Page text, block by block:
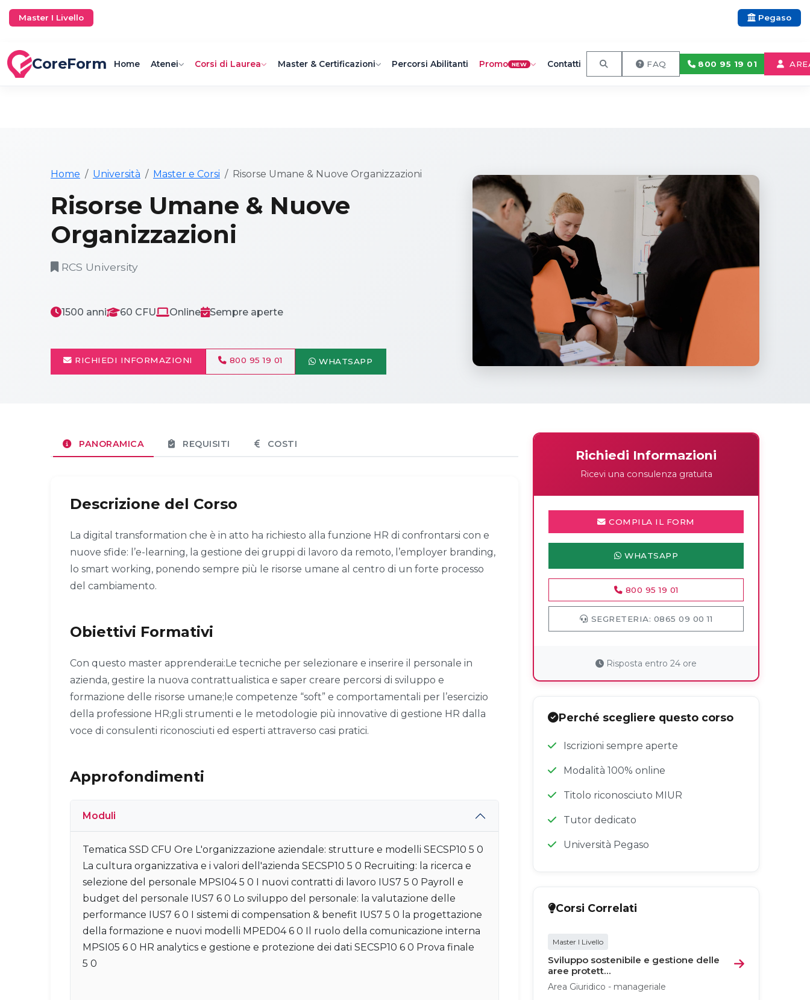
CoreForm Home Atenei Corsi di Laurea Master & Certificazioni Percorsi Abilitanti Promo NEW Contatti FAQ 800 95 19 01
Home Università Master e Corsi Risorse Umane & Nuove Organizzazioni
Master I Livello Pegaso
Risorse Umane & Nuove
Organizzazioni
RCS University
1500 anni 60 CFU Online Sempre aperte
RICHIEDI INFORMAZIONI 800 95 19 01 WHATSAPP
PANORAMICA REQUISITI COSTI
Descrizione del Corso
La digital transformation che è in atto ha richiesto alla funzione HR di confrontarsi con e
nuove sfide: l’e-learning, la gestione dei gruppi di lavoro da remoto, l’employer branding,
lo smart working, ponendo sempre più le risorse umane al centro di un forte processo
del cambiamento.
Obiettivi Formativi
Con questo master apprenderai:Le tecniche per selezionare e inserire il personale in
azienda, gestire la nuova contrattualistica e saper creare percorsi di sviluppo e
formazione delle risorse umane;le competenze “soft” e comportamentali per l’esercizio
della professione HR;gli strumenti e le metodologie più innovative di gestione HR dalla
voce di consulenti riconosciuti ed esperti attraverso casi pratici.
Approfondimenti
Moduli
Tematica SSD CFU Ore L'organizzazione aziendale: strutture e modelli SECSP10 5 0
La cultura organizzativa e i valori dell'azienda SECSP10 5 0 Recruiting: la ricerca e
selezione del personale MPSI04 5 0 I nuovi contratti di lavoro IUS7 5 0 Payroll e
budget del personale IUS7 6 0 Lo sviluppo del personale: la valutazione delle
performance IUS7 6 0 I sistemi di compensation & benefit IUS7 5 0 la progettazione
della formazione e nuovi modelli MPED04 6 0 Il ruolo della comunicazione interna
MPSI05 6 0 HR analytics e gestione e protezione dei dati SECSP10 6 0 Prova finale
5 0
Richiedi Informazioni
Ricevi una consulenza gratuita
COMPILA IL FORM
WHATSAPP
800 95 19 01
SEGRETERIA: 0865 09 00 11
Risposta entro 24 ore
Perché scegliere questo corso
Iscrizioni sempre aperte
Modalità 100% online
Titolo riconosciuto MIUR
Tutor dedicato
Università Pegaso
Corsi Correlati
Master I Livello
Sviluppo sostenibile e gestione delle
aree protett...
Area Giuridico - manageriale